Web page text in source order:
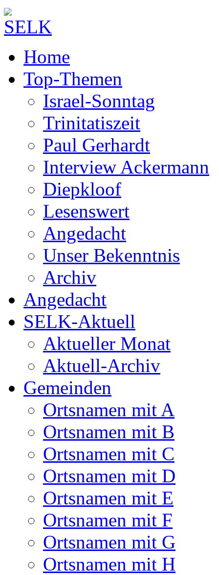
Home
Top-Themen
Israel-Sonntag
Trinitatiszeit
Paul Gerhardt
Interview Ackermann
Diepkloof
Lesenswert
Angedacht
Unser Bekenntnis
Archiv
Angedacht
SELK-Aktuell
Aktueller Monat
Aktuell-Archiv
Gemeinden
Ortsnamen mit A
Ortsnamen mit B
Ortsnamen mit C
Ortsnamen mit D
Ortsnamen mit E
Ortsnamen mit F
Ortsnamen mit G
Ortsnamen mit H